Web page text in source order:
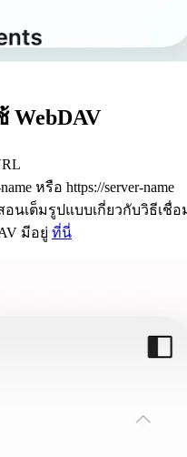
WebDAV
หรือ https://server-name
อนเต็มรูปแบบเกี่ยวกับวิธีเชื่อ
มีอยู่ ที่นี่